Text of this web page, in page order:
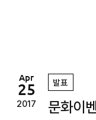
Apr
25
2017
발표
문화이